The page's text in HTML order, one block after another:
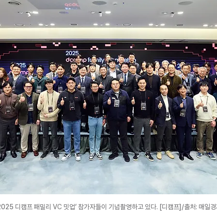
디캠프 패밀리 VC 밋업’ 참가자들이 기념촬영하고 있다. [디캠프]/출처: 매일